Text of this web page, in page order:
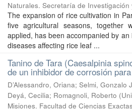
Naturales. Secretaría de Investigación
The expansion of rice cultivation in
five agricultural seasons, together
applied, has been accompanied by
diseases affecting rice leaf ...
Tanino de Tara (Caesalpinia
de un inhibidor de corrosión
D’Alessandro, Oriana; Selmi, Gonzalo
Deyá, Cecilia; Romagnoli, Roberto (
Misiones. Facultad de Ciencias